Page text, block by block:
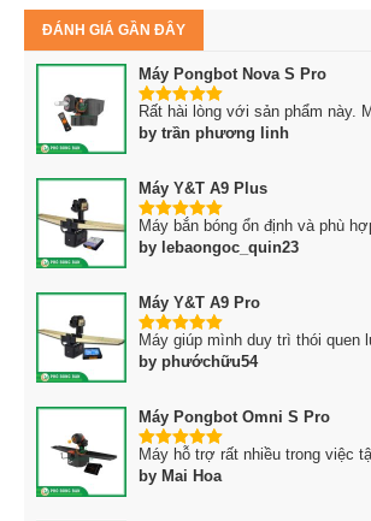
ĐÁNH GIÁ GẦN ĐÂY
Máy Pongbot Nova S Pro
5trên 5
Rất hài lòng với sản phẩm này.
by trần phương linh
Máy Y&T A9 Plus
5trên 5
Máy bắn bóng ổn định và phù
by lebaongoc_quin23
Máy Y&T A9 Pro
5trên 5
Máy giúp mình duy trì thói quen
by phướchữu54
Máy Pongbot Omni S Pro
5trên 5
Máy hỗ trợ rất nhiều trong việc
by Mai Hoa